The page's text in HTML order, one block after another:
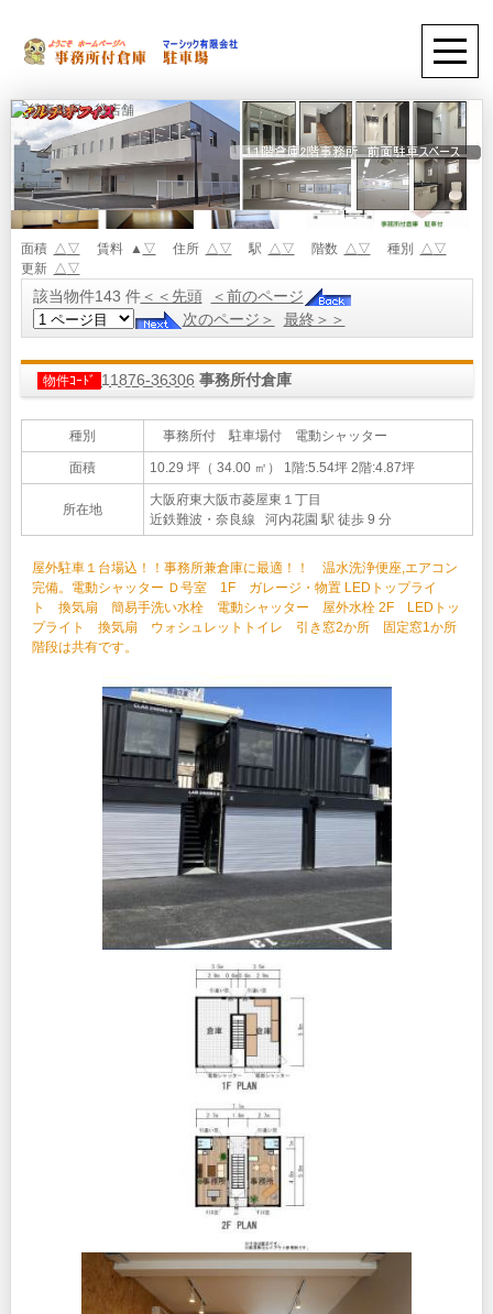
面積 △▽ 賃料 ▲ ▽ 住所 △▽ 駅 △▽ 階数 △▽ 種別 △▽
更新 △▽
該当物件143 件＜＜先頭
＜前のページ
次のページ＞
最終＞＞
物件ｺｰﾄﾞ 11876-36306 事務所付倉庫
種別 事務所付 駐車場付 電動シャッター
面積 10.29 坪（ 34.00 ㎡） 1階:5.54坪 2階:4.87坪
所在地
大阪府東大阪市菱屋東１丁目
近鉄難波・奈良線 河内花園 駅 徒歩 9 分
屋外駐車１台場込！！事務所兼倉庫に最適！！ 温水洗浄便座,エアコン
完備。電動シャッター Ｄ号室 1F ガレージ・物置 LEDトップライ
ト 換気扇 簡易手洗い水栓 電動シャッター 屋外水栓 2F LEDトッ
プライト 換気扇 ウォシュレットトイレ 引き窓2か所 固定窓1か所
階段は共有です。